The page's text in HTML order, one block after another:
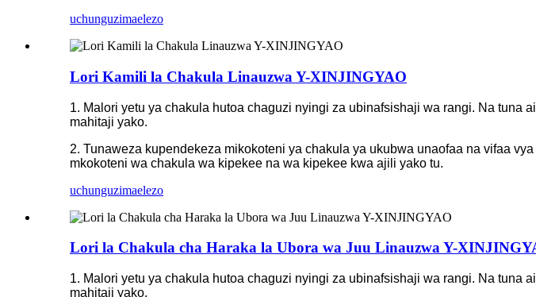
uchunguzimaelezo
Lori Kamili la Chakula Linauzwa Y-XINJINGYAO
1. Malori yetu ya chakula hutoa chaguzi nyingi za ubinafsishaji wa rangi. Na
mahitaji yako.
2. Tunaweza kupendekeza mikokoteni ya chakula ya ukubwa unaofaa na vifaa
mkokoteni wa chakula wa kipekee na wa kipekee kwa ajili yako tu.
uchunguzimaelezo
Lori la Chakula cha Haraka la Ubora wa Juu Linauzwa Y-
1. Malori yetu ya chakula hutoa chaguzi nyingi za ubinafsishaji wa rangi. Na
mahitaji yako.